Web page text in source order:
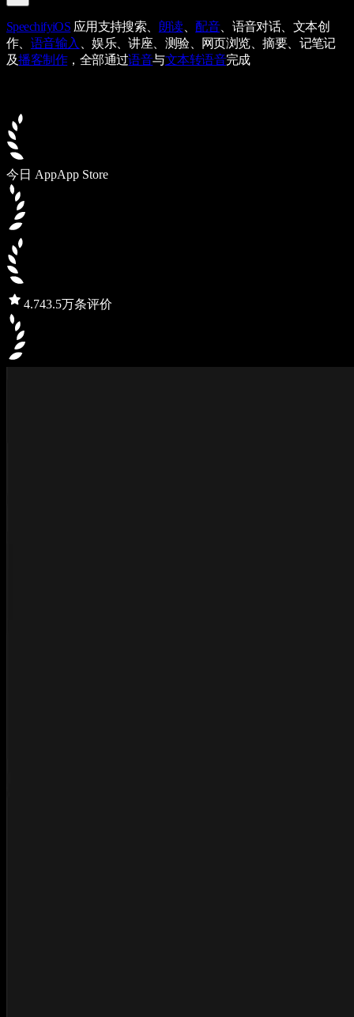
SpeechifyiOS 应用支持搜索、 朗读、配音、语音对话、文本创
作、 语音输入
、娱乐、讲座、测验、网页浏览、摘要、记笔记
及播客制作，全部通过语音与文本转语音完成
今日 AppApp Store
4.743.5万条评价